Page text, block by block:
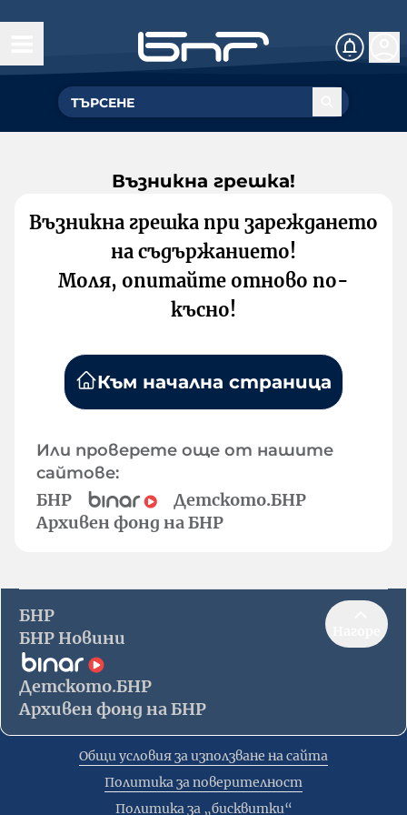
Възникна грешка!
Възникна грешка при зареждането
на съдържанието!
Моля, опитайте отново по-
късно!
Към начална страница
Или проверете още от нашите
сайтове:
БНР
Детското.БНР
Архивен фонд на БНР
БНР
БНР Новини
Детското.БНР
Архивен фонд на БНР
Общи условия за използване на сайта
Политика за поверителност
Политика за „бисквитки“